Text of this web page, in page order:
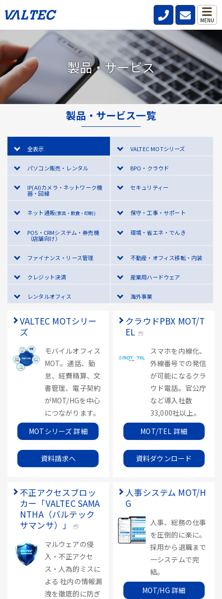
MENU
製品・サービス
製品・サービス一覧
全表示 VALTEC MOTシリーズ
パソコン販売・レンタル BPO・クラウド
IP(AI)カメラ・ネットワーク機
器・回線
セキュリティー
ネット通販(家具・飲食・印刷) 保守・工事・サポート
POS・CRMシステム・券売機
（店舗向け）
環境・省エネ・でんき
ファイナンス・リース管理 不動産・オフィス移転・内装
クレジット決済 産業用ハードウェア
レンタルオフィス 海外事業
VALTEC MOTシリー
ズ
モバイルオフィス
MOT。通話、勤
怠、経費精算、文
書管理、電子契約
がMOT/HGを中心
につながります。
MOTシリーズ 詳細
資料請求へ
クラウドPBX MOT/T
EL
スマホを内線化、
外線番号での発信
が可能になるクラ
ウド電話。官公庁
など導入社数
33,000社以上。
MOT/TEL 詳細
資料ダウンロード
不正アクセスブロッ
カー「VALTEC SAMA
NTHA（バルテック
サマンサ）」
マルウェアの侵
入・不正アクセ
ス・人為的ミスに
よる 社内の情報漏
洩を徹底的に防ぎ
人事システム MOT/H
G
人事、総務の仕事
を圧倒的に楽に。
採用から退職まで
一システムで完
結。
MOT/HG 詳細